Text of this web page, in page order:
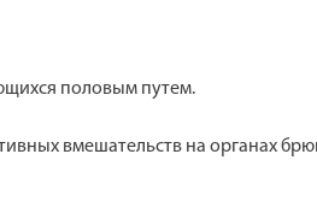
половым путем.
вмешательств на органах